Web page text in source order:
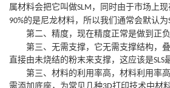
属材料会把它叫做SLM ，同时由于市场上现
90%的是尼龙材料，所以我们通常会默认为
第二、精度，现在精度正常是做到正负
第三、无需支撑，它无需支撑结构，
直接由未烧结的粉末来支撑，这应该是SLS
第三、材料的利用率高，材料利用率
需添加底座，为常见几种
打印技术中材